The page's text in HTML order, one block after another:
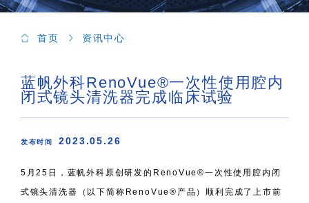
首页 资讯中心
蓝帆外科RenoVue®一次性使用腔内
闭式镜头清洗器完成临床试验
发布时间 2023.05.26
5月25日，蓝帆外科原创研发的RenoVue®一次性使用腔内闭
式镜头清洗器（以下简称RenoVue®产品）顺利完成了上市前